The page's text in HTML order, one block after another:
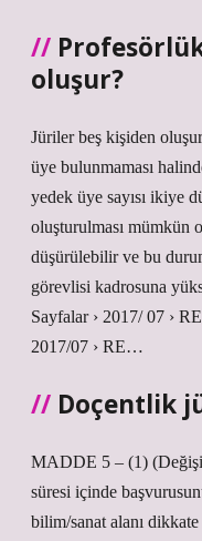
oluşur?
Jüriler beş kişiden
üye bulunmaması
yedek üye sayısı ikiye
oluşturulması mümkün
düşürülebilir ve bu
görevlisi kadrosuna
Sayfalar › 2017/ 07 ›
2017/07 › RE…
Doçentlik
MADDE 5 – (1)
süresi içinde
bilim/sanat alanı